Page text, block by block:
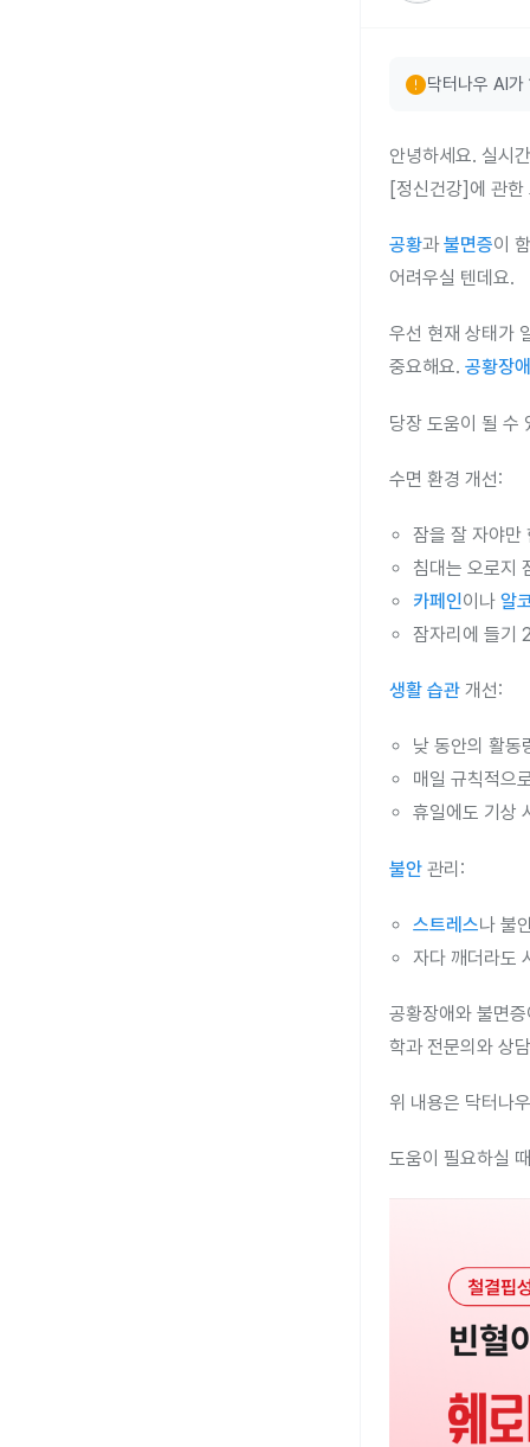
error닥터나우 AI
안녕하세요. 실시
[정신건강]에 관한
공황과불면증이
어려우실 텐데요.
우선 현재 상태가
중요해요. 공황장애
당장 도움이 될 수
수면 환경 개선:
잠을 잘 자야만
침대는 오로지
카페인이나 알
잠자리에 들기
생활 습관 개선:
낮 동안의 활동
매일 규칙적으
휴일에도 기상
불안 관리:
스트레스나 불
자다 깨더라도
공황장애와 불면
학과 전문의와 상
위 내용은 닥터나
도움이 필요하실